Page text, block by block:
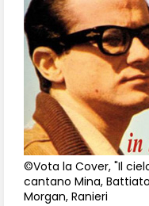
©Vota la Cover, "Il
cantano Mina,
Morgan, Ranieri